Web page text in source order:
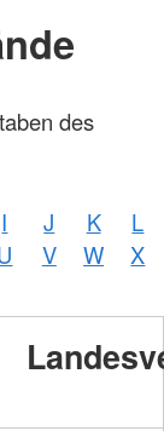
des
I J K
L
V W
X